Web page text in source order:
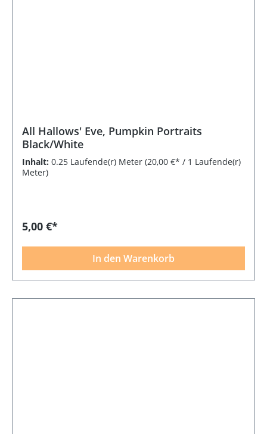
All Hallows' Eve, Pumpkin Portraits
Black/White
Inhalt: 0.25 Laufende(r) Meter (20,00 €* / 1 Laufende(r)
Meter)
5,00 €*
In den Warenkorb